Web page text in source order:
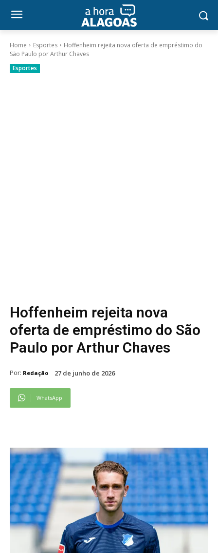
Home Esportes
Hoffenheim rejeita nova oferta de empréstimo do
São Paulo por Arthur Chaves
Esportes
Hoffenheim rejeita nova
oferta de empréstimo do São
Paulo por Arthur Chaves
Por: Redação 27 de junho de 2026
WhatsApp